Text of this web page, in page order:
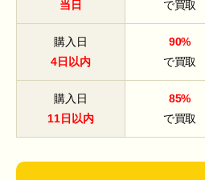
当日 で買取
購入日
4日以内
90%
で買取
購入日
11日以内
85%
で買取